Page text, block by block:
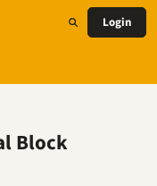
Login
Block